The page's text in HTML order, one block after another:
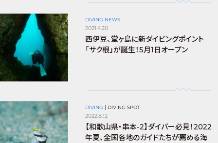
DIVING NEWS
2021.4.20
西伊豆、堂ヶ島に新ダイビングポイント
「サク根」が誕生！5月1日オープン
DIVING DIVING SPOT
2022.8.12
【和歌山県・串本-2】ダイバー必見！2022
年夏、全国各地のガイドたちが薦める海